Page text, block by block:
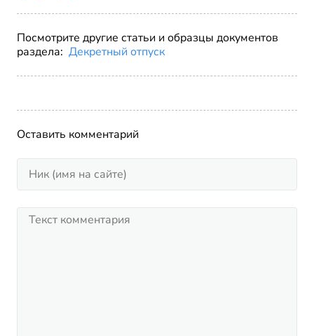
Посмотрите другие статьи и образцы документов
раздела: Декретный отпуск
Оставить комментарий